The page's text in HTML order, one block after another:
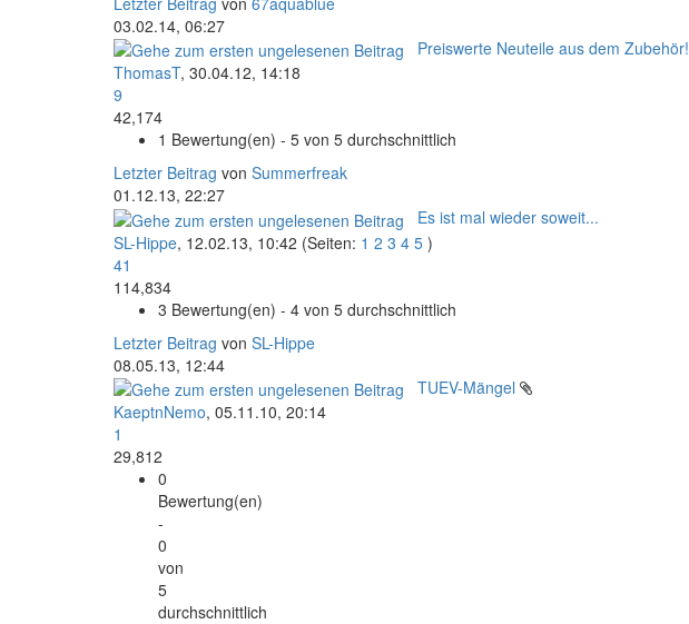
03.02.14, 06:27
Preiswerte Neuteile aus dem Zubehör!
ThomasT, 30.04.12, 14:18
9
42,174
1 Bewertung(en) - 5 von 5 durchschnittlich
Letzter Beitrag von Summerfreak
01.12.13, 22:27
Es ist mal wieder soweit...
SL-Hippe, 12.02.13, 10:42 (Seiten: 1 2 3 4 5 )
41
114,834
3 Bewertung(en) - 4 von 5 durchschnittlich
Letzter Beitrag von SL-Hippe
08.05.13, 12:44
TUEV-Mängel
KaeptnNemo, 05.11.10, 20:14
1
29,812
0
Bewertung(en)
-
0
von
5
durchschnittlich